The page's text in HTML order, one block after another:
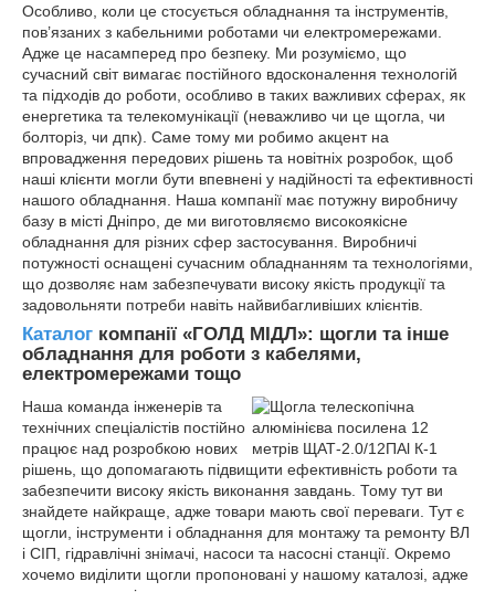
Особливо, коли це стосується обладнання та інструментів,
пов’язаних з кабельними роботами чи електромережами.
Адже це насамперед про безпеку. Ми розуміємо, що
сучасний світ вимагає постійного вдосконалення технологій
та підходів до роботи, особливо в таких важливих сферах, як
енергетика та телекомунікації (неважливо чи це щогла, чи
болторіз, чи дпк). Саме тому ми робимо акцент на
впровадження передових рішень та новітніх розробок, щоб
наші клієнти могли бути впевнені у надійності та ефективності
нашого обладнання. Наша компанії має потужну виробничу
базу в місті Дніпро, де ми виготовляємо високоякісне
обладнання для різних сфер застосування. Виробничі
потужності оснащені сучасним обладнанням та технологіями,
що дозволяє нам забезпечувати високу якість продукції та
задовольняти потреби навіть найвибагливіших клієнтів.
Каталог компанії «ГОЛД МІДЛ»: щогли та інше
обладнання для роботи з кабелями,
електромережами тощо
Наша команда інженерів та
технічних спеціалістів постійно
працює над розробкою нових
рішень, що допомагають підвищити ефективність роботи та
забезпечити високу якість виконання завдань. Тому тут ви
знайдете найкраще, адже товари мають свої переваги. Тут є
щогли, інструменти і обладнання для монтажу та ремонту ВЛ
і СІП, гідравлічні знімачі, насоси та насосні станції. Окремо
хочемо виділити щогли пропоновані у нашому каталозі, адже